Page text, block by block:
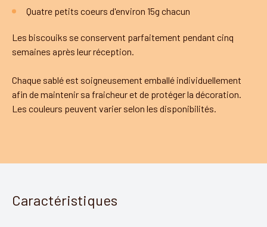
Quatre petits coeurs d'environ 15g chacun
Les biscouiks se conservent parfaitement pendant cinq
semaines après leur réception.
Chaque sablé est soigneusement emballé individuellement
afin de maintenir sa fraicheur et de protéger la décoration.
Les couleurs peuvent varier selon les disponibilités.
Caractéristiques